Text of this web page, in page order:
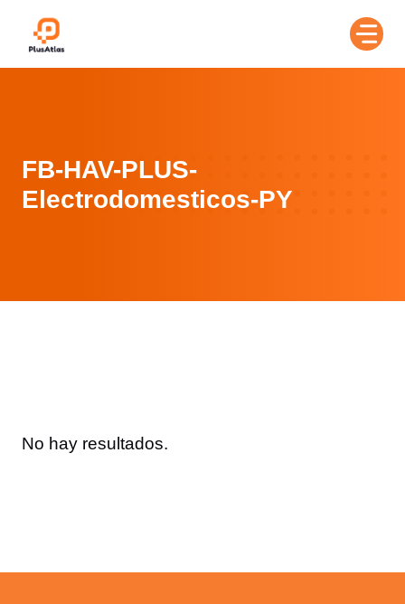
FB-HAV-PLUS-
Electrodomesticos-PY
No hay resultados.